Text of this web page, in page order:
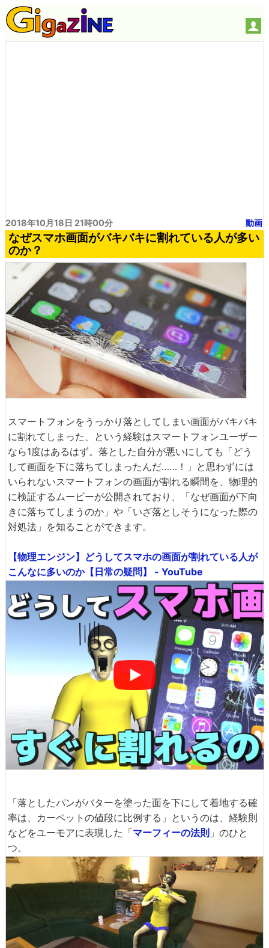
2018年10月18日 21時00分 動画
なぜスマホ画面がバキバキに割れている人が多い
のか？
スマートフォンをうっかり落としてしまい画面がバキバキ
に割れてしまった、という経験はスマートフォンユーザー
なら1度はあるはず。落とした自分が悪いにしても「どう
して画面を下に落ちてしまったんだ……！」と思わずには
いられないスマートフォンの画面が割れる瞬間を、物理的
に検証するムービーが公開されており、「なぜ画面が下向
きに落ちてしまうのか」や「いざ落としそうになった際の
対処法」を知ることができます。
【物理エンジン】どうしてスマホの画面が割れている人が
こんなに多いのか【日常の疑問】 - YouTube
「落としたパンがバターを塗った面を下にして着地する確
率は、カーペットの値段に比例する」というのは、経験則
などをユーモアに表現した「マーフィーの法則 」のひと
つ。